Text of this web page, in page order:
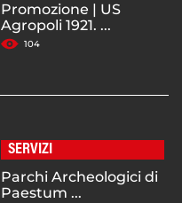
Promozione | US
Agropoli 1921. ...
104
SERVIZI
Parchi Archeologici di
Paestum ...